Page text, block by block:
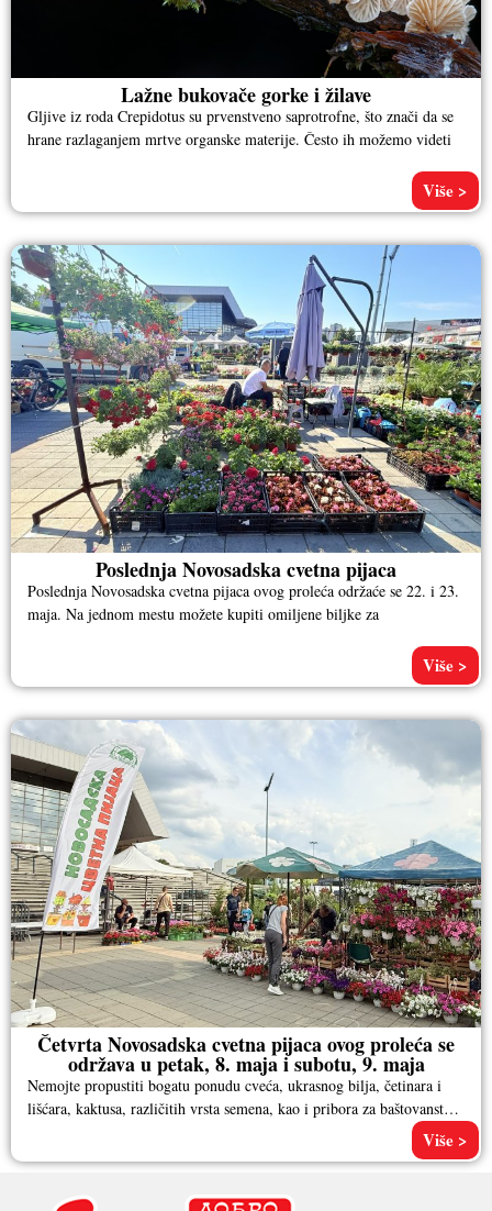
Lažne bukovače gorke i žilave
Gljive iz roda Crepidotus su prvenstveno saprotrofne, što znači da se
hrane razlaganjem mrtve organske materije. Često ih možemo videti
Više >
Poslednja Novosadska cvetna pijaca
Poslednja Novosadska cvetna pijaca ovog proleća održaće se 22. i 23.
maja. Na jednom mestu možete kupiti omiljene biljke za
Više >
Četvrta Novosadska cvetna pijaca ovog proleća se
održava u petak, 8. maja i subotu, 9. maja
Nemojte propustiti bogatu ponudu cveća, ukrasnog bilja, četinara i
lišćara, kaktusa, različitih vrsta semena, kao i pribora za baštovanstvo.
Više >